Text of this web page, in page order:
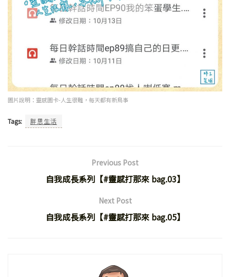
圖片說明：靈感圖卡-人生很難，每天都有新鳥事
Tags: 胖思生活
Previous Post
自我成長系列【#靈感打那來 bag.03】
Next Post
自我成長系列【#靈感打那來 bag.05】